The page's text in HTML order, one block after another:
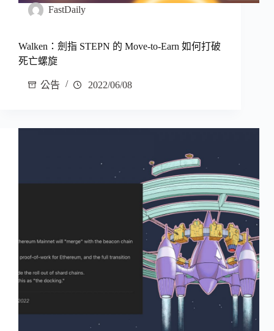
FastDaily
Walken：劍指 STEPN 的 Move-to-Earn 如何打破
死亡螺旋
公告 2022/06/08